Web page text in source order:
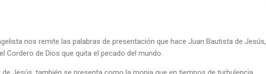
nos remite las palabras de presentación que hace Juan Bautista de Jesús,
Cordero de Dios que quita el pecado del mundo.